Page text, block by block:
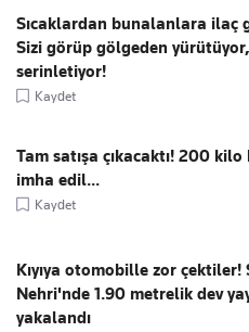
Sıcaklardan bunalanlara ilaç
Sizi görüp gölgeden
serinletiyor!
Kaydet
Tam satışa çıkacaktı! 200
imha edil...
Kaydet
Kıyıya otomobille zor çektiler!
Nehri'nde 1.90 metrelik dev
yakalandı